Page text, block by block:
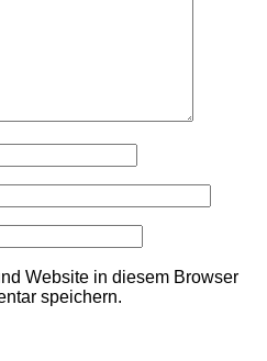
Website in diesem Browser
speichern.